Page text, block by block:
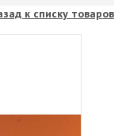
к списку товаров